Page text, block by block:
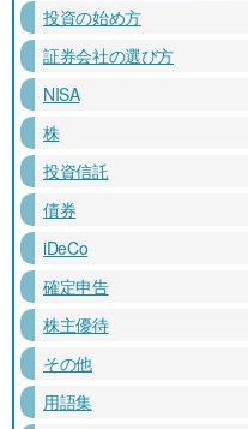
投資の始め方
証券会社の選び方
NISA
株
投資信託
債券
iDeCo
確定申告
株主優待
その他
用語集